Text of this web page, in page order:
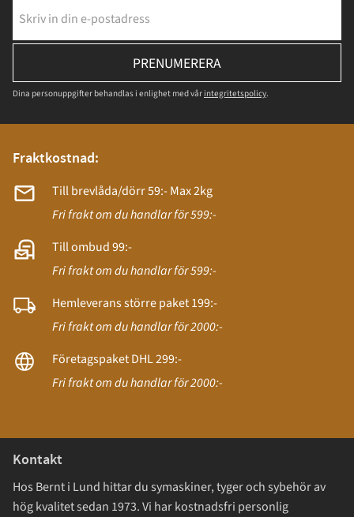
PRENUMERERA
Dina personuppgifter behandlas i enlighet med vår integritetspolicy.
Fraktkostnad:
Till brevlåda/dörr 59:- Max 2kg
Fri frakt om du handlar för 599:-
Till ombud 99:-
Fri frakt om du handlar för 599:-
Hemleverans större paket 199:-
Fri frakt om du handlar för 2000:-
Företagspaket DHL 299:-
Fri frakt om du handlar för 2000:-
Kontakt
Hos Bernt i Lund hittar du symaskiner, tyger och sybehör av
hög kvalitet sedan 1973. Vi har kostnadsfri personlig